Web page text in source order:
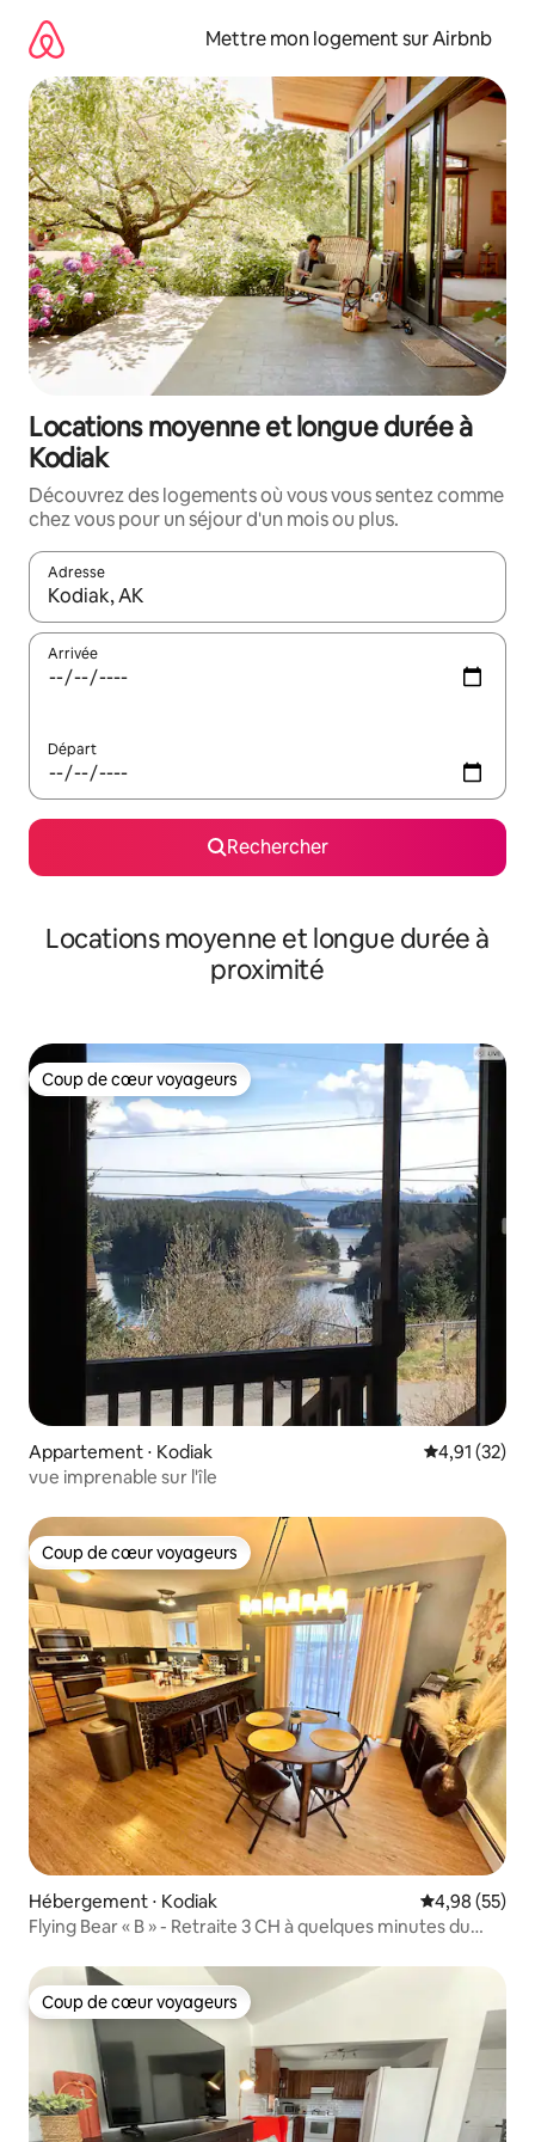
directement
contenu
Mettre mon logement sur Airbnb
Locations moyenne et longue durée à
Kodiak
Découvrez des logements où vous vous sentez comme
chez vous pour un séjour d'un mois ou plus.
Adresse
Lorsque les résultats s'affichent, utilisez les flèches vers le
Arrivée
Départ
Rechercher
Locations moyenne et longue durée à
proximité
Coup de cœur voyageurs
Coup de cœur voyageurs
Appartement ⋅ Kodiak Évaluation
4,91 (32)
vue imprenable sur l'île
Coup de cœur voyageurs
Coup de cœur voyageurs
Hébergement ⋅ Kodiak Évaluation
4,98 (55)
Flying Bear « B » - Retraite 3 CH à quelques minutes du
Coup de cœur voyageurs
Coup de cœur voyageurs